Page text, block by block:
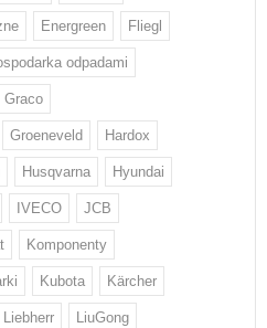
Energreen Fliegl
odpadami
Graco
Groeneveld Hardox
Husqvarna Hyundai
IVECO JCB
Komponenty
Kubota Kärcher
Liebherr LiuGong